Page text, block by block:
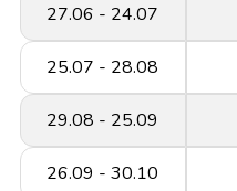
27.06 - 24.07
25.07 - 28.08
29.08 - 25.09
26.09 - 30.10